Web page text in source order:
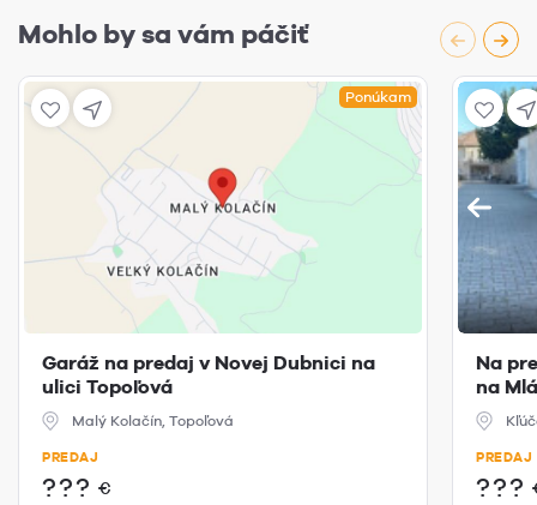
Mohlo by sa vám páčiť
Ponúkam
Garáž na predaj v Novej Dubnici na
ulici Topoľová
Malý Kolačín, Topoľová
PREDAJ
??? €
Na
na
PREDAJ
???